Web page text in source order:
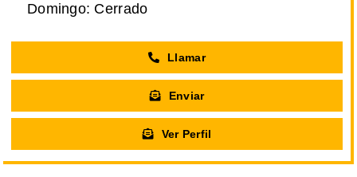
Domingo: Cerrado
Llamar
Enviar
Ver Perfil